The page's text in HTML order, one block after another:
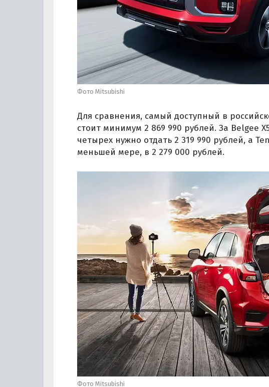
Фото Mitsubishi
Для сравнения, самый доступный в
стоит минимум 2 869 990 рублей. За Belgee
четырех нужно отдать 2 319 990 рублей, а
меньшей мере, в 2 279 000 рублей.
Фото Mitsubishi